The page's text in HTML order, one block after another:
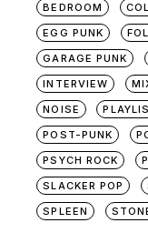
BEDROOM
EGG PUNK
GARAGE PUNK
INTERVIEW
NOISE
POST-PUNK
PSYCH ROCK
SLACKER POP
SPLEEN